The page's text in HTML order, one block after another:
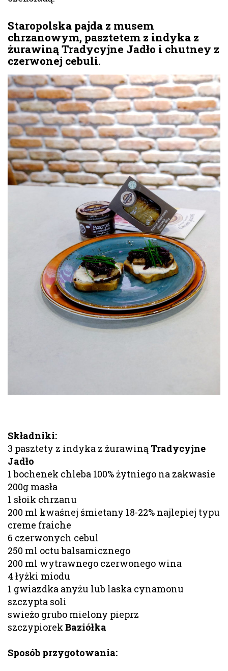
Staropolska pajda z musem
chrzanowym, pasztetem z indyka z
żurawiną Tradycyjne Jadło i chutney z
czerwonej cebuli.
Składniki:
3 pasztety z indyka z żurawiną Tradycyjne
Jadło
1 bochenek chleba 100% żytniego na zakwasie
200g masła
1 słoik chrzanu
200 ml kwaśnej śmietany 18-22% najlepiej typu
creme fraiche
6 czerwonych cebul
250 ml octu balsamicznego
200 ml wytrawnego czerwonego wina
4 łyżki miodu
1 gwiazdka anyżu lub laska cynamonu
szczypta soli
swieżo grubo mielony pieprz
szczypiorek Baziółka
Sposób przygotowania: